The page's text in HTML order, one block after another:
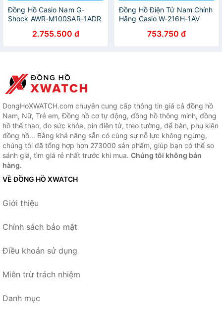
Đồng Hồ Casio Nam G-
Shock AWR-M100SAR-1ADR
2.755.500 đ
Đồng Hồ Điện Tử Nam Chính
Hãng Casio W-216H-1AV
753.750 đ
DongHoXWATCH.com chuyên cung cấp thông tin giá cả đồng hồ
Nam, Nữ, Trẻ em, Đồng hồ cơ tự động, đồng hồ thông minh, đồng
hồ thể thao, đo sức khỏe, pin điện tử, treo tường, để bàn, phụ kiện
đồng hồ... Bằng khả năng sẵn có cùng sự nỗ lực không ngừng,
chúng tôi đã tổng hợp hơn 273000 sản phẩm, giúp bạn có thể so
sánh giá, tìm giá rẻ nhất trước khi mua. Chúng tôi không bán
hàng.
VỀ ĐỒNG HỒ XWATCH
Giới thiệu
Chính sách bảo mật
Điều khoản sử dụng
Miễn trừ trách nhiệm
Danh mục